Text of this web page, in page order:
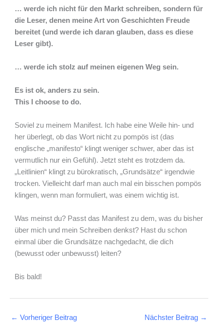
… werde ich nicht für den Markt schreiben, sondern für
die Leser, denen meine Art von Geschichten Freude
bereitet (und werde ich daran glauben, dass es diese
Leser gibt).
… werde ich stolz auf meinen eigenen Weg sein.
Es ist ok, anders zu sein.
This I choose to do.
Soviel zu meinem Manifest. Ich habe eine Weile hin- und
her überlegt, ob das Wort nicht zu pompös ist (das
englische „manifesto“ klingt weniger schwer, aber das ist
vermutlich nur ein Gefühl). Jetzt steht es trotzdem da.
„Leitlinien“ klingt zu bürokratisch, „Grundsätze“ irgendwie
trocken. Vielleicht darf man auch mal ein bisschen pompös
klingen, wenn man formuliert, was einem wichtig ist.
Was meinst du? Passt das Manifest zu dem, was du bisher
über mich und mein Schreiben denkst? Hast du schon
einmal über die Grundsätze nachgedacht, die dich
(bewusst oder unbewusst) leiten?
Bis bald!
← Vorheriger Beitrag Nächster Beitrag →